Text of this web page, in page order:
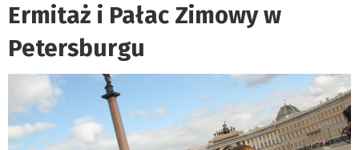
Ermitaż i Pałac Zimowy w
Petersburgu